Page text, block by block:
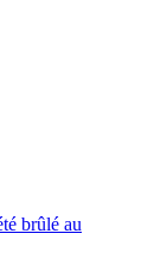
brûlé au